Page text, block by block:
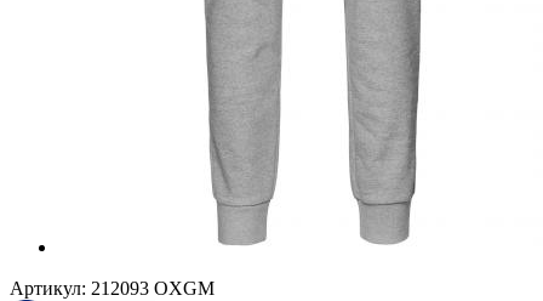
Артикул: 212093 OXGM